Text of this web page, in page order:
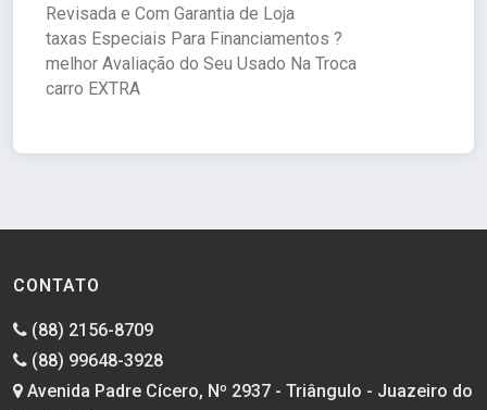
Revisada e Com Garantia de Loja
taxas Especiais Para Financiamentos ?
melhor Avaliação do Seu Usado Na Troca
carro EXTRA
CONTATO
(88) 2156-8709
(88) 99648-3928
Avenida Padre Cícero, Nº 2937 - Triângulo - Juazeiro do